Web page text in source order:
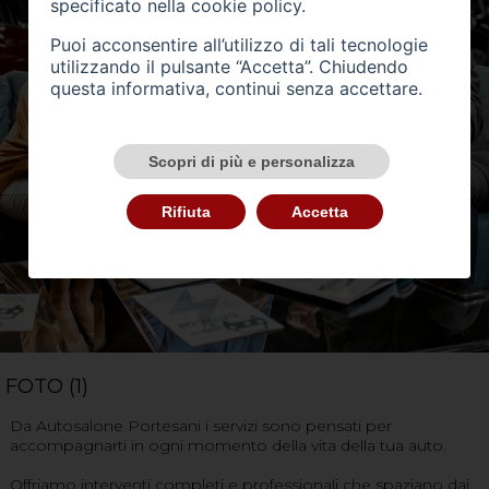
FOTO (1)
Da Autosalone Portesani i servizi sono pensati per
accompagnarti in ogni momento della vita della tua auto.
Offriamo interventi completi e professionali che spaziano dai
specificato nella cookie policy.
Puoi acconsentire all’utilizzo di tali tecnologie
utilizzando il pulsante “Accetta”. Chiudendo
questa informativa, continui senza accettare.
Scopri di più e personalizza
Rifiuta Accetta